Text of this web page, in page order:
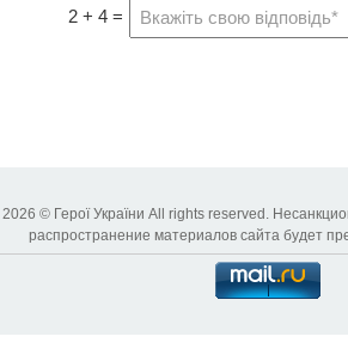
2 + 4 =
2026 © Герої України All rights reserved.
распространение материалов сайта будет